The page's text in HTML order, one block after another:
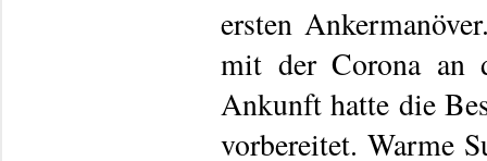
ersten
mit der Corona an
Ankunft hatte die
vorbereitet. Warme